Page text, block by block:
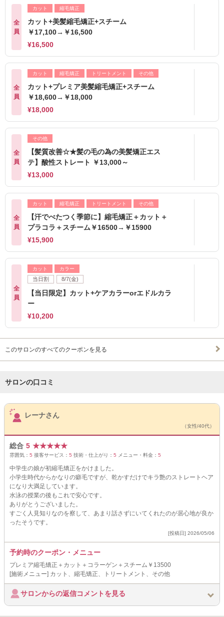
全
員
カット 縮毛矯正
カット+美髪縮毛矯正+スチーム
￥17,100→￥16,500
¥16,500
全
員
カット 縮毛矯正 トリートメント その他
カット+プレミア美髪縮毛矯正+スチーム
￥18,600→￥18,000
¥18,000
全
員
その他
【髪質改善☆★髪の毛の為の美髪矯正エス
テ】酸性ストレート ￥13,000～
¥13,000
全
員
カット 縮毛矯正 トリートメント その他
【汗でべたつく季節に】縮毛矯正＋カット＋
プラコラ＋スチーム￥16500→￥15900
¥15,900
全
員
カット カラー
当日割 8/7(金)
【当日限定】カット+ケアカラーorエドルカラ
ー
¥10,200
このサロンのすべてのクーポンを見る
サロンの口コミ
サロンPick Up
レーナさん
（女性/40代）
総合 5 ★★★★★
雰囲気： 5 接客サービス： 5 技術・仕上がり： 5 メニュー・料金： 5
中学生の娘が初縮毛矯正をかけました。
小学生時代からかなりの癖毛ですが、乾かすだけでキラ艶のストレートヘア
になり大満足しています。
水泳の授業の後もこれで安心です。
ありがとうございました。
すごく人見知りなのを察して、あまり話さずにいてくれたのが居心地が良か
ったそうです。
[投稿日] 2026/05/06
予約時のクーポン・メニュー
プレミア縮毛矯正＋カット＋コラーゲン＋スチーム￥13500
[施術メニュー] カット、縮毛矯正、トリートメント、その他
サロンからの返信コメントを見る